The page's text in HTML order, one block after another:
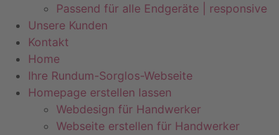
Passend für alle Endgeräte | responsive
Unsere Kunden
Kontakt
Home
Ihre Rundum-Sorglos-Webseite
Homepage erstellen lassen
Webdesign für Handwerker
Webseite erstellen für Handwerker